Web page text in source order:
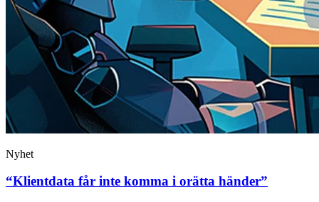
Nyhet
“Klientdata får inte komma i orätta händer”